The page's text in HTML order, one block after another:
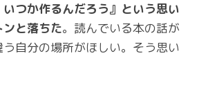
つか作るんだろう』という思い
と落ちた。読んでいる本の話が
自分の場所がほしい。そう思い